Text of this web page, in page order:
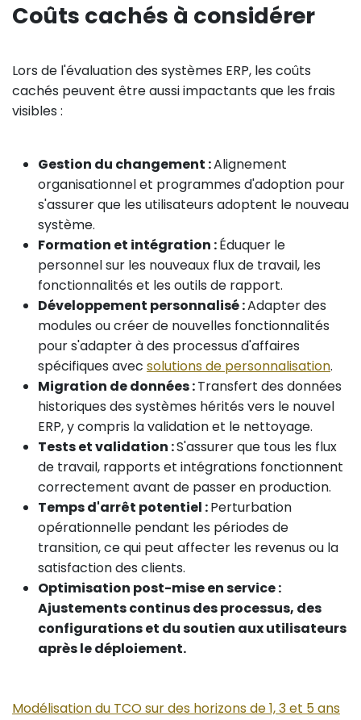
Coûts cachés à considérer
Lors de l'évaluation des systèmes ERP, les coûts
cachés peuvent être aussi impactants que les frais
visibles :
Gestion du changement :Alignement
organisationnel et programmes d'adoption pour
s'assurer que les utilisateurs adoptent le nouveau
système.
Formation et intégration :Éduquer le
personnel sur les nouveaux flux de travail, les
fonctionnalités et les outils de rapport.
Développement personnalisé :Adapter des
modules ou créer de nouvelles fonctionnalités
pour s'adapter à des processus d'affaires
spécifiques avec solutions de personnalisation.
Migration de données :Transfert des données
historiques des systèmes hérités vers le nouvel
ERP, y compris la validation et le nettoyage.
Tests et validation :S'assurer que tous les flux
de travail, rapports et intégrations fonctionnent
correctement avant de passer en production.
Temps d'arrêt potentiel :Perturbation
opérationnelle pendant les périodes de
transition, ce qui peut affecter les revenus ou la
satisfaction des clients.
Optimisation post-mise en service :
Ajustements continus des processus, des
configurations et du soutien aux utilisateurs
après le déploiement.
Modélisation du TCO sur des horizons de 1, 3 et 5 ans